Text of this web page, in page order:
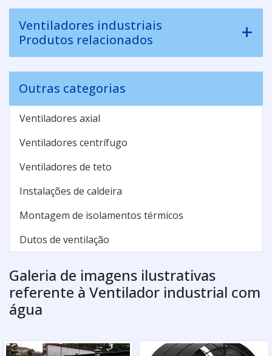
Ventiladores industriais
Produtos relacionados
Outras categorias
Ventiladores axial
Ventiladores centrífugo
Ventiladores de teto
Instalações de caldeira
Montagem de isolamentos térmicos
Dutos de ventilação
Galeria de imagens ilustrativas
referente à Ventilador industrial com
água